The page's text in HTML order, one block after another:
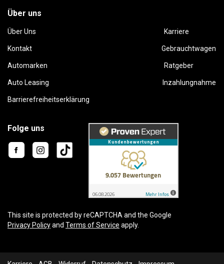
Über uns
Über Uns Karriere
Kontakt Gebrauchtwagen
Automarken Ratgeber
Auto Leasing Inzahlungnahme
Barrierefreiheitserklärung
Folge uns
This site is protected by reCAPTCHA and the Google
Privacy Policyand Terms of Service apply.